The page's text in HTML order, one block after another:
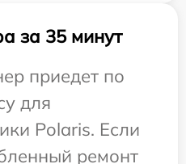
за 35 минут
приедет по
для
Polaris. Если
ремонт